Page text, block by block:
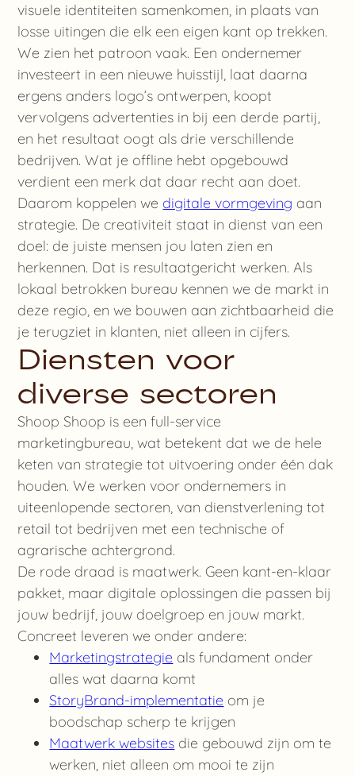
visuele identiteiten samenkomen, in plaats van
losse uitingen die elk een eigen kant op trekken.
We zien het patroon vaak. Een ondernemer
investeert in een nieuwe huisstijl, laat daarna
ergens anders logo’s ontwerpen, koopt
vervolgens advertenties in bij een derde partij,
en het resultaat oogt als drie verschillende
bedrijven. Wat je offline hebt opgebouwd
verdient een merk dat daar recht aan doet.
Daarom koppelen we digitale vormgeving aan
strategie. De creativiteit staat in dienst van een
doel: de juiste mensen jou laten zien en
herkennen. Dat is resultaatgericht werken. Als
lokaal betrokken bureau kennen we de markt in
deze regio, en we bouwen aan zichtbaarheid die
je terugziet in klanten, niet alleen in cijfers.
Diensten voor
diverse sectoren
Shoop Shoop is een full-service
marketingbureau, wat betekent dat we de hele
keten van strategie tot uitvoering onder één dak
houden. We werken voor ondernemers in
uiteenlopende sectoren, van dienstverlening tot
retail tot bedrijven met een technische of
agrarische achtergrond.
De rode draad is maatwerk. Geen kant-en-klaar
pakket, maar digitale oplossingen die passen bij
jouw bedrijf, jouw doelgroep en jouw markt.
Concreet leveren we onder andere:
Marketingstrategie als fundament onder
alles wat daarna komt
StoryBrand-implementatie om je
boodschap scherp te krijgen
Maatwerk websites die gebouwd zijn om te
werken, niet alleen om mooi te zijn